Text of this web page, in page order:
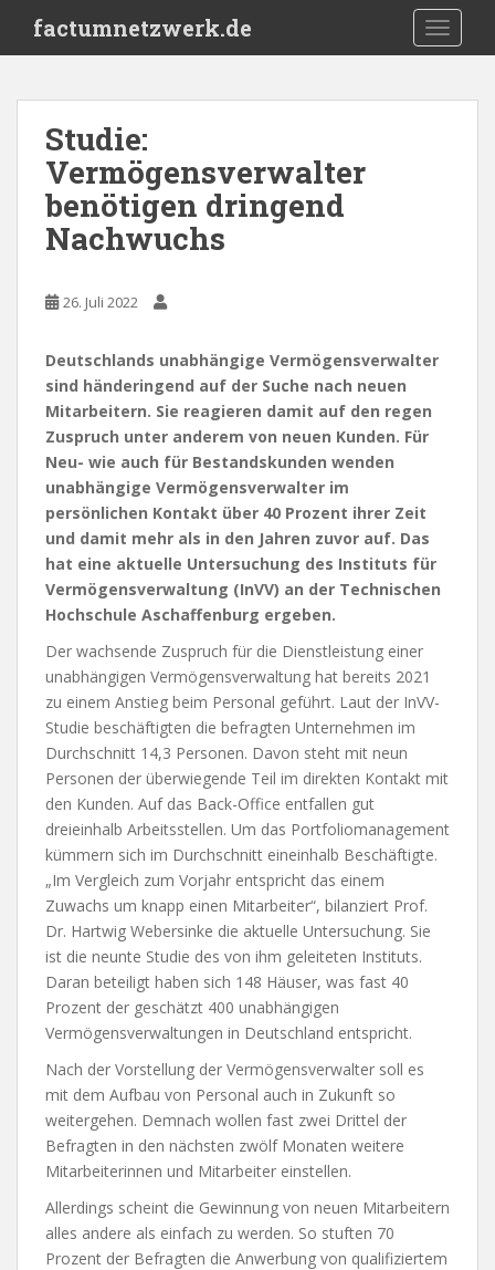
i
factumnetzwerk.de
Studie:
Vermögensverwalter
benötigen dringend
Nachwuchs
26. Juli 2022
Deutschlands unabhängige Vermögensverwalter
sind händeringend auf der Suche nach neuen
Mitarbeitern. Sie reagieren damit auf den regen
Zuspruch unter anderem von neuen Kunden. Für
Neu- wie auch für Bestandskunden wenden
unabhängige Vermögensverwalter im
persönlichen Kontakt über 40 Prozent ihrer Zeit
und damit mehr als in den Jahren zuvor auf. Das
hat eine aktuelle Untersuchung des Instituts für
Vermögensverwaltung (InVV) an der Technischen
Hochschule Aschaffenburg ergeben.
Der wachsende Zuspruch für die Dienstleistung einer
unabhängigen Vermögensverwaltung hat bereits 2021
zu einem Anstieg beim Personal geführt. Laut der InVV-
Studie beschäftigten die befragten Unternehmen im
Durchschnitt 14,3 Personen. Davon steht mit neun
Personen der überwiegende Teil im direkten Kontakt mit
den Kunden. Auf das Back-Office entfallen gut
dreieinhalb Arbeitsstellen. Um das Portfoliomanagement
kümmern sich im Durchschnitt eineinhalb Beschäftigte.
„Im Vergleich zum Vorjahr entspricht das einem
Zuwachs um knapp einen Mitarbeiter“, bilanziert Prof.
Dr. Hartwig Webersinke die aktuelle Untersuchung. Sie
ist die neunte Studie des von ihm geleiteten Instituts.
Daran beteiligt haben sich 148 Häuser, was fast 40
Prozent der geschätzt 400 unabhängigen
Vermögensverwaltungen in Deutschland entspricht.
Nach der Vorstellung der Vermögensverwalter soll es
mit dem Aufbau von Personal auch in Zukunft so
weitergehen. Demnach wollen fast zwei Drittel der
Befragten in den nächsten zwölf Monaten weitere
Mitarbeiterinnen und Mitarbeiter einstellen.
Allerdings scheint die Gewinnung von neuen Mitarbeitern
alles andere als einfach zu werden. So stuften 70
Prozent der Befragten die Anwerbung von qualifiziertem